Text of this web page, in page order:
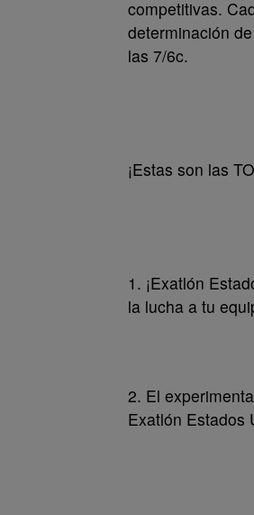
competitivas.
determinación
las 7/6c.
¡Estas son las
1. ¡Exatlón
la lucha a tu
2. El
Exatlón Estados